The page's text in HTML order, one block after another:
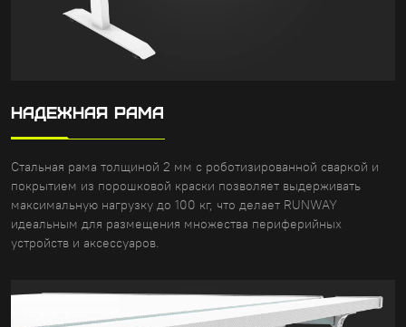
НАДЕЖНАЯ РАМА
Стальная рама толщиной 2 мм с роботизированной сваркой и
покрытием из порошковой краски позволяет выдерживать
максимальную нагрузку до 100 кг, что делает RUNWAY
идеальным для размещения множества периферийных
устройств и аксессуаров.